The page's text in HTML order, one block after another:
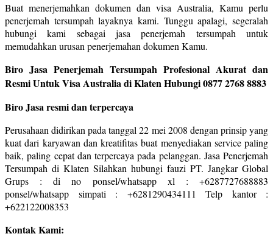
Buat menerjemahkan dokumen dan visa Australia, Kamu perlu
penerjemah tersumpah layaknya kami. Tunggu apalagi, segeralah
hubungi kami sebagai jasa penerjemah tersumpah untuk
memudahkan urusan penerjemahan dokumen Kamu.
Biro Jasa Penerjemah Tersumpah Profesional Akurat dan
Resmi Untuk Visa Australia di Klaten Hubungi 0877 2768 8883
Biro Jasa resmi dan terpercaya
Perusahaan didirikan pada tanggal 22 mei 2008 dengan prinsip yang
kuat dari karyawan dan kreatifitas buat menyediakan service paling
baik, paling cepat dan terpercaya pada pelanggan. Jasa Penerjemah
Tersumpah di Klaten Silahkan hubungi fauzi PT. Jangkar Global
Grups : di no ponsel/whatsapp xl : +6287727688883
ponsel/whatsapp simpati : +6281290434111 Telp kantor :
+622122008353
Kontak Kami: